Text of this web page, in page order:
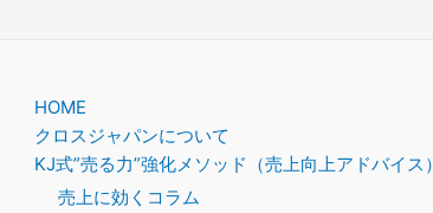
HOME
クロスジャパンについて
KJ式”売る力”強化メソッド（売上向上アドバイス）
売上に効くコラム